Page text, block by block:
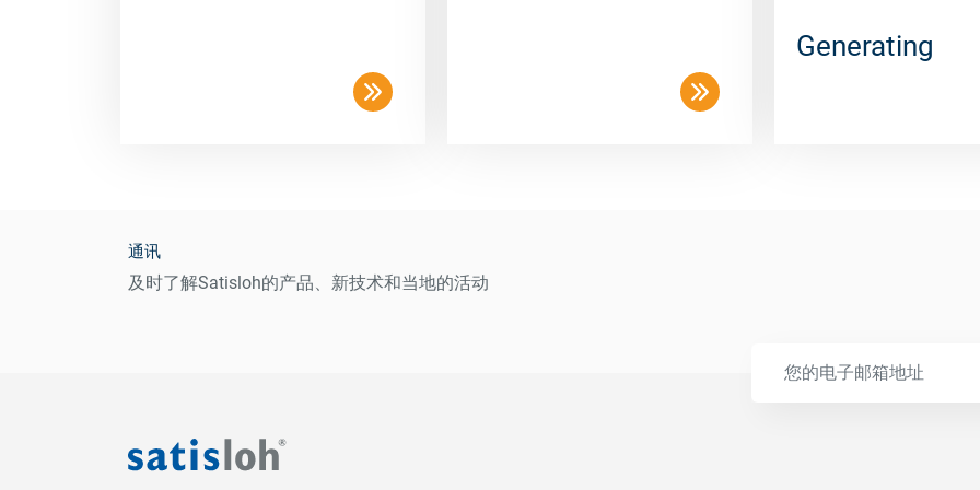
Generating
通讯
及时了解Satisloh的产品、新技术和当地的活动